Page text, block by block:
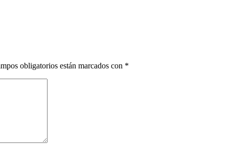
obligatorios están marcados con *